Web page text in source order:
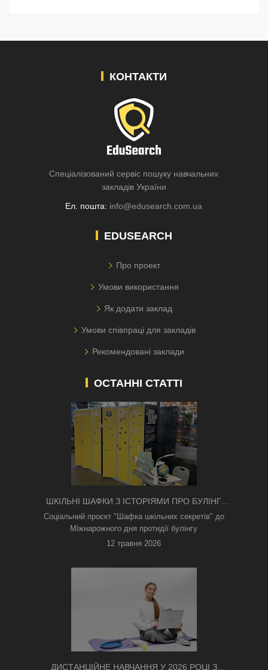
КОНТАКТИ
Спеціалізований сервіс пошуку навчальних
закладів України
Ел. пошта: info@edusearch.com.ua
EDUSEARCH
Про проект
Умови використання
Як додати заклад
Умови співпраці для закладів
Рекомендовані заклади
ОСТАННІ СТАТТІ
ШКІЛЬНІ ШАФКИ З ІСТОРІЯМИ ПРО БУЛІНГ
З'ЯВИЛИСЯ В КИЄВІ
Соціальний проєкт "Шафка шкільних секретів" до
Міжнарожного дня протидії булінгу
12 травня 2026
ДИСТАНЦІЙНЕ НАВЧАННЯ У 2026 РОЦІ З